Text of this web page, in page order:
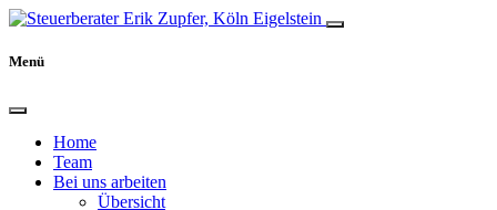
Menü
Home
Team
Bei uns arbeiten
Übersicht